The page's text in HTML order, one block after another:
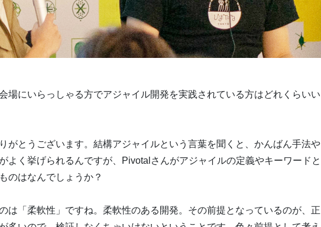
場にいらっしゃる方でアジャイル開発を実践されている方はどれくらいい
がとうございます。結構アジャイルという言葉を聞くと、かんばん手法や
よく挙げられるんですが、Pivotalさんがアジャイルの定義やキーワードと
のはなんでしょうか？
は「柔軟性」ですね。柔軟性のある開発。その前提となっているのが、正